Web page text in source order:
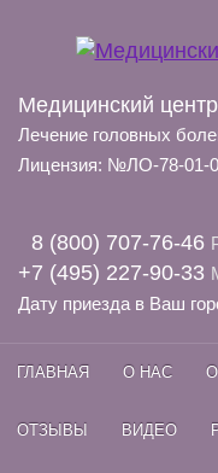
Медицинский
Лечение головных
Лицензия: №ЛО-78-01-
8 (800) 707-76-46
+7 (495) 227-90-33
Дату приезда в Ваш
ГЛАВНАЯ О НАС
ОТЗЫВЫ ВИДЕО